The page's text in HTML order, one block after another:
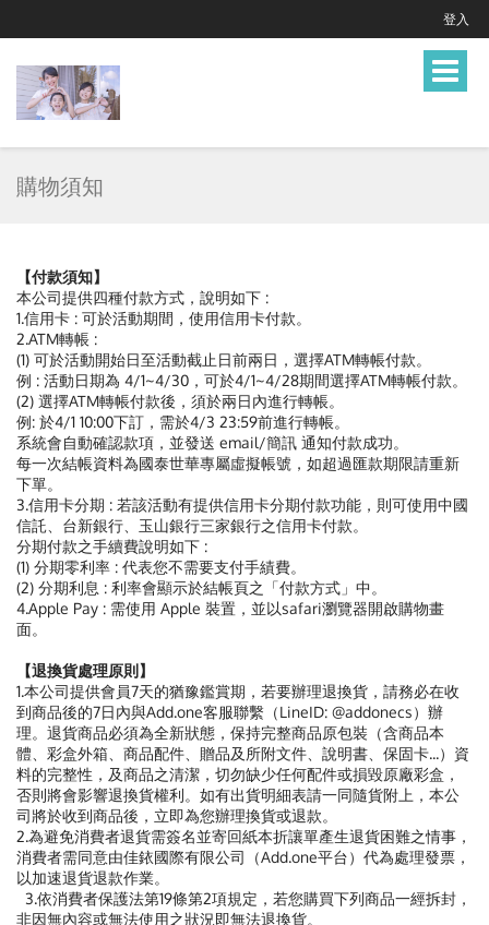
登入
Toggle
購物須知
【付款須知】
本公司提供四種付款方式，說明如下 :
1.信用卡 : 可於活動期間，使用信用卡付款。
2.ATM轉帳 :
(1) 可於活動開始日至活動截止日前兩日，選擇ATM轉帳付款。
例 : 活動日期為 4/1~4/30，可於4/1~4/28期間選擇ATM轉帳付款。
(2) 選擇ATM轉帳付款後，須於兩日內進行轉帳。
例: 於4/1 10:00下訂，需於4/3 23:59前進行轉帳。
系統會自動確認款項，並發送 email/簡訊 通知付款成功。
每一次結帳資料為國泰世華專屬虛擬帳號，如超過匯款期限請重新
下單。
3.信用卡分期 : 若該活動有提供信用卡分期付款功能，則可使用中國
信託、台新銀行、玉山銀行三家銀行之信用卡付款。
分期付款之手續費說明如下 :
(1) 分期零利率 : 代表您不需要支付手績費。
(2) 分期利息 : 利率會顯示於結帳頁之「付款方式」中。
4.Apple Pay : 需使用 Apple 裝置，並以safari瀏覽器開啟購物畫
面。
【退換貨處理原則】
1.本公司提供會員7天的猶豫鑑賞期，若要辦理退換貨，請務必在收
到商品後的7日內與Add.one客服聯繫（LineID: @addonecs）辦
理。退貨商品必須為全新狀態，保持完整商品原包裝（含商品本
體、彩盒外箱、商品配件、贈品及所附文件、說明書、保固卡...）資
料的完整性，及商品之清潔，切勿缺少任何配件或損毀原廠彩盒，
否則將會影響退換貨權利。如有出貨明細表請一同隨貨附上，本公
司將於收到商品後，立即為您辦理換貨或退款。
2.為避免消費者退貨需簽名並寄回紙本折讓單產生退貨困難之情事，
消費者需同意由佳銥國際有限公司（Add.one平台）代為處理發票，
以加速退貨退款作業。
3.依消費者保護法第19條第2項規定，若您購買下列商品一經拆封，
非因無內容或無法使用之狀況即無法退換貨。